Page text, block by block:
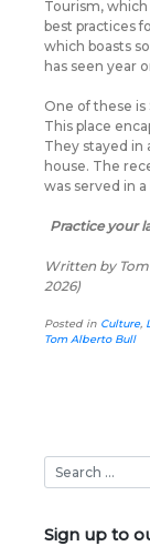
Tourism,
best practices
which boasts
has seen year
One of these is
This place
They stayed in
house. The
was served in a
Practice your
Written by
2026)
Posted in Culture,
Tom Alberto Bull
Sign up to